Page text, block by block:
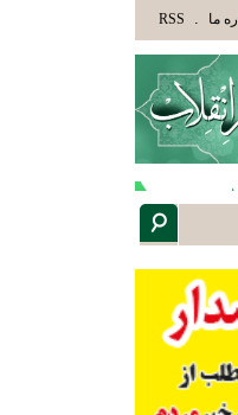
را میشنوند و سپس ما .
RSS